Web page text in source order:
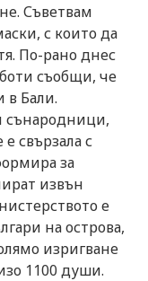
Съветвам
с които да
По-рано днес
съобщи, че
в Бали.
сънародници,
свързала с
за
извън
е
на острова,
изригване
1100 души.